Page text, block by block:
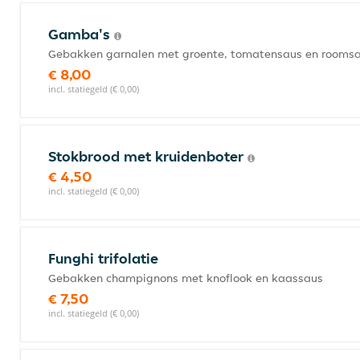
Gamba's
Gebakken garnalen met groente, tomatensaus en
€ 8,00
incl. statiegeld (€ 0,00)
Stokbrood met kruidenboter
€ 4,50
incl. statiegeld (€ 0,00)
Funghi trifolatie
Gebakken champignons met knoflook en kaassaus
€ 7,50
incl. statiegeld (€ 0,00)